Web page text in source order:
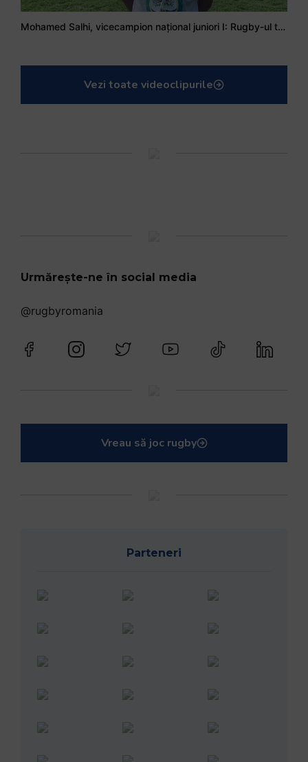
Mohamed Salhi, vicecampion național juniori I: Rugby-ul te învață să accepți și înfrângerile
Vezi toate videoclipurile
Urmărește-ne în social media
@rugbyromania
Vreau să joc rugby
Parteneri